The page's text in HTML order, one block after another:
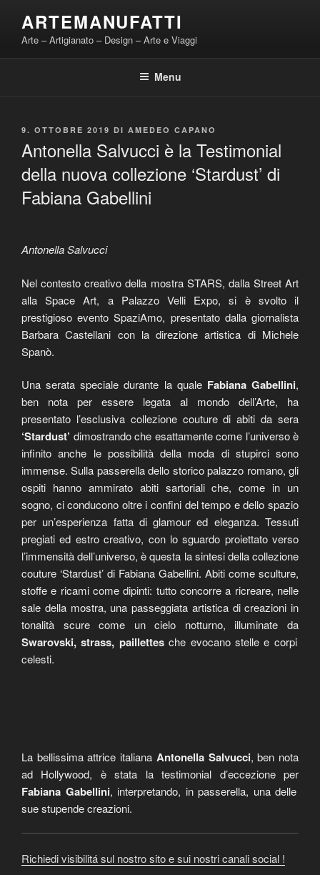
contenuto
ARTEMANUFATTI
Arte – Artigianato – Design – Arte e Viaggi
Menu
PUBBLICATO
9. OTTOBRE 2019 DI AMEDEO CAPANO
Antonella Salvucci è la Testimonial
della nuova collezione ‘Stardust’ di
Fabiana Gabellini
Antonella Salvucci
Nel contesto creativo della mostra STARS, dalla Street Art
alla Space Art, a Palazzo Velli Expo, si è svolto il
prestigioso evento SpaziAmo, presentato dalla giornalista
Barbara Castellani con la direzione artistica di Michele
Spanò.
Una serata speciale durante la quale Fabiana Gabellini,
ben nota per essere legata al mondo dell’Arte, ha
presentato l’esclusiva collezione couture di abiti da sera
‘Stardust’ dimostrando che esattamente come l’universo è
infinito anche le possibilità della moda di stupirci sono
immense. Sulla passerella dello storico palazzo romano, gli
ospiti hanno ammirato abiti sartoriali che, come in un
sogno, ci conducono oltre i confini del tempo e dello spazio
per un’esperienza fatta di glamour ed eleganza. Tessuti
pregiati ed estro creativo, con lo sguardo proiettato verso
l’immensità dell’universo, è questa la sintesi della collezione
couture ‘Stardust’ di Fabiana Gabellini. Abiti come sculture,
stoffe e ricami come dipinti: tutto concorre a ricreare, nelle
sale della mostra, una passeggiata artistica di creazioni in
tonalità scure come un cielo notturno, illuminate da
Swarovski, strass, paillettesche evocano stelle e corpi
celesti.
La bellissima attrice italiana Antonella Salvucci, ben nota
ad Hollywood, è stata la testimonial d’eccezione per
Fabiana Gabellini, interpretando, in passerella, una delle
sue stupende creazioni.
Richiedi visibilitá sul nostro sito e sui nostri canali social !